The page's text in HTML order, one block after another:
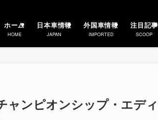
ホーム
HOME
日本車情報
JAPAN
外国車情報
IMPORTED
注目記事
SCOOP
ャンピオンシップ・エディ